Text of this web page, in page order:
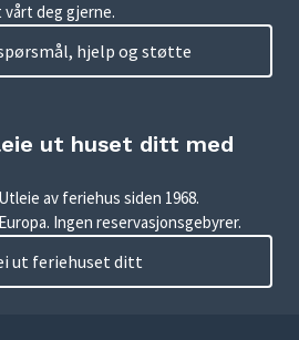
deg gjerne.
hjelp og støtte
ut huset ditt med
av feriehus siden 1968.
Ingen reservasjonsgebyrer.
ut feriehuset ditt